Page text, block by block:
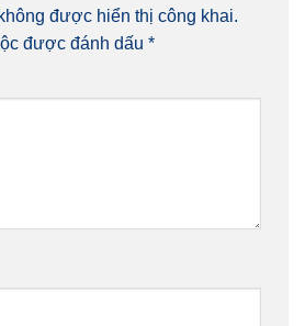
được hiển thị công khai.
được đánh dấu *